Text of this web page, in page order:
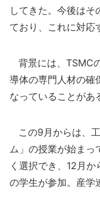
してきた。今後は
ており、これに対応
背景には、TSMC
導体の専門人材の確
なっていることがあ
この9月からは、
ム」の授業が始まっ
く選択でき、12月
の学生が参加。産学